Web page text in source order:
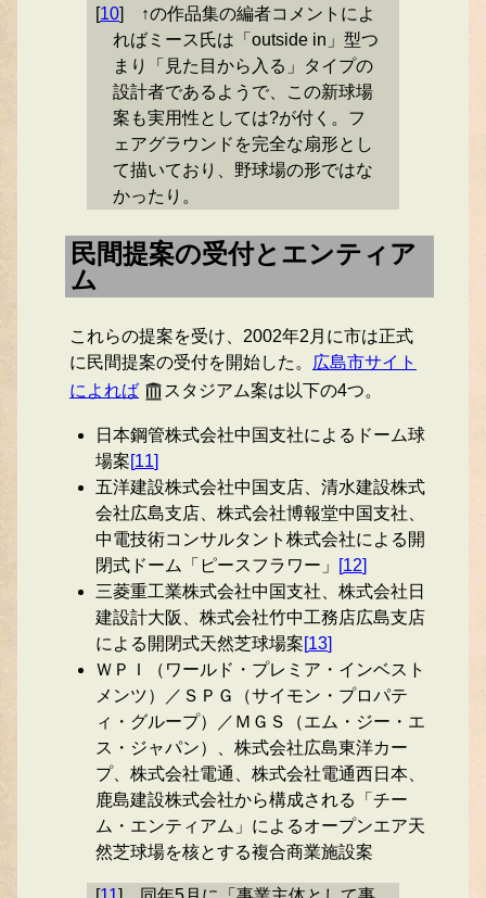
[10]
↑の作品集の編者コメントによ
ればミース氏は「outside in」型つ
まり「見た目から入る」タイプの
設計者であるようで、この新球場
案も実用性としては?が付く。フ
ェアグラウンドを完全な扇形とし
て描いており、野球場の形ではな
かったり。
民間提案の受付とエンティア
ム
これらの提案を受け、2002年2月に市は正式
に民間提案の受付を開始した。 広島市サイト
によれば
スタジアム案は以下の4つ。
日本鋼管株式会社中国支社によるドーム球
場案[11]
五洋建設株式会社中国支店、清水建設株式
会社広島支店、株式会社博報堂中国支社、
中電技術コンサルタント株式会社による開
閉式ドーム「ピースフラワー」
[12]
三菱重工業株式会社中国支社、株式会社日
建設計大阪、株式会社竹中工務店広島支店
による開閉式天然芝球場案[13]
ＷＰＩ（ワールド・プレミア・インベスト
メンツ）／ＳＰＧ（サイモン・プロパテ
ィ・グループ）／ＭＧＳ（エム・ジー・エ
ス・ジャパン）、株式会社広島東洋カー
プ、株式会社電通、株式会社電通西日本、
鹿島建設株式会社から構成される「チー
ム・エンティアム」によるオープンエア天
然芝球場を核とする複合商業施設案